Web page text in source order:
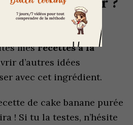
bananes bien
mesrecettes à la
d’autres idées
avec cet ingrédient.
de cake banane purée
! Si tu la testes, n’hésite